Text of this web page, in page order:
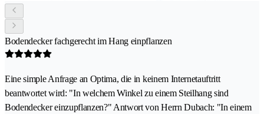
Bodendecker fachgerecht im Hang einpflanzen
Eine simple Anfrage an Optima, die in keinem Internetauftritt
beantwortet wird: "In welchem Winkel zu einem Steilhang sind
Bodendecker einzupflanzen?" Antwort von Herrn Dubach: "In einem